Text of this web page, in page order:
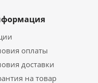
оплаты
доставки
на товар